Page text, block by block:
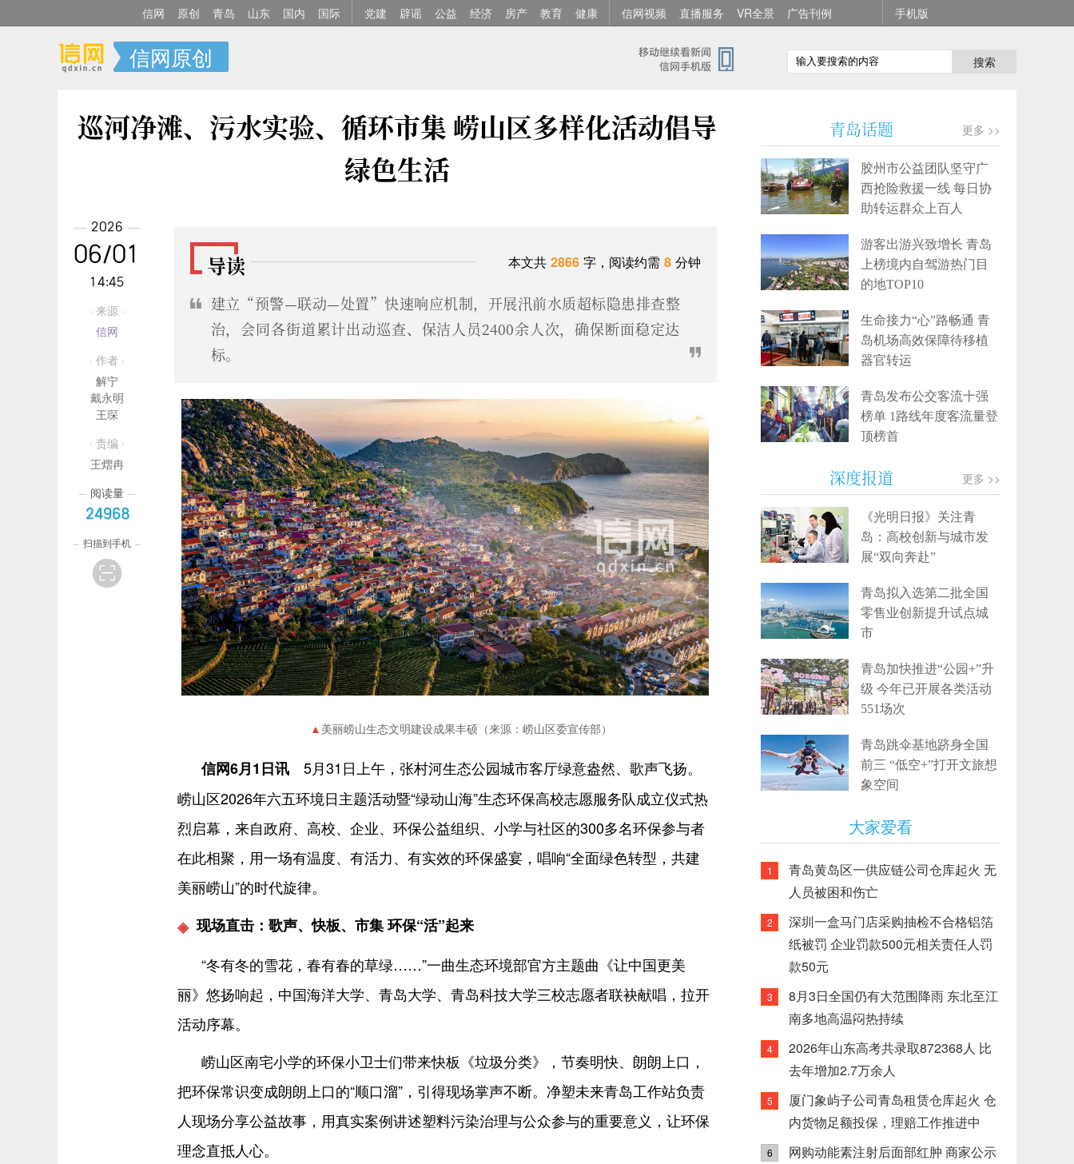
信网 原创 青岛 山东 国内 国际 党建 辟谣 公益 经济 房产 教育 健康 信网视频 直播服务 VR全景 广告刊例 手机版
信网原创 搜索
巡河净滩、污水实验、循环市集 崂山区多样化活动倡导
绿色生活
美丽崂山生态文明建设成果丰硕（来源：崂山区委宣传部）
信网6月1日讯 5月31日上午，张村河生态公园城市客厅绿意盎然、歌声飞扬。
崂山区2026年六五环境日主题活动暨“绿动山海”生态环保高校志愿服务队成立仪式热
烈启幕，来自政府、高校、企业、环保公益组织、小学与社区的300多名环保参与者
在此相聚，用一场有温度、有活力、有实效的环保盛宴，唱响“全面绿色转型，共建
美丽崂山”的时代旋律。
现场直击：歌声、快板、市集 环保“活”起来
“冬有冬的雪花，春有春的草绿……”一曲生态环境部官方主题曲《让中国更美
丽》悠扬响起，中国海洋大学、青岛大学、青岛科技大学三校志愿者联袂献唱，拉开
活动序幕。
崂山区南宅小学的环保小卫士们带来快板《垃圾分类》，节奏明快、朗朗上口，
把环保常识变成朗朗上口的“顺口溜”，引得现场掌声不断。净塑未来青岛工作站负责
人现场分享公益故事，用真实案例讲述塑料污染治理与公众参与的重要意义，让环保
理念直抵人心。
导读 本文共 2866 字，阅读约需 8 分钟
建立“预警—联动—处置”快速响应机制，开展汛前水质超标隐患排查整
治，会同各街道累计出动巡查、保洁人员2400余人次，确保断面稳定达
标。
2026
06/01
14:45
· 来源 ·
信网
· 作者 ·
解宁
戴永明
王琛
· 责编 ·
王熠冉
阅读量
24968
扫描到手机
青岛话题 更多 >>
胶州市公益团队坚守广
西抢险救援一线 每日协
助转运群众上百人
游客出游兴致增长 青岛
上榜境内自驾游热门目
的地TOP10
生命接力“心”路畅通 青
岛机场高效保障待移植
器官转运
青岛发布公交客流十强
榜单 1路线年度客流量登
顶榜首
深度报道 更多 >>
《光明日报》关注青
岛：高校创新与城市发
展“双向奔赴”
青岛拟入选第二批全国
零售业创新提升试点城
市
青岛加快推进“公园+”升
级 今年已开展各类活动
551场次
青岛跳伞基地跻身全国
前三 “低空+”打开文旅想
象空间
大家爱看
1
青岛黄岛区一供应链公司仓库起火 无
人员被困和伤亡
2
深圳一盒马门店采购抽检不合格铝箔
纸被罚 企业罚款500元相关责任人罚
款50元
3
8月3日全国仍有大范围降雨 东北至江
南多地高温闷热持续
4
2026年山东高考共录取872368人 比
去年增加2.7万余人
5
厦门象屿子公司青岛租赁仓库起火 仓
内货物足额投保，理赔工作推进中
6
网购动能素注射后面部红肿 商家公示